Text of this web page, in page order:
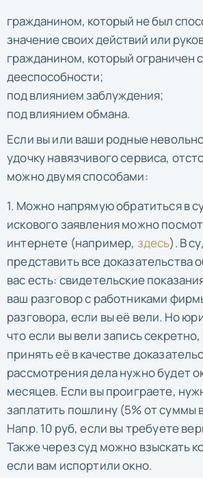
гражданином, который не был
значение своих действий или
гражданином, который ограничен
дееспособности;
под влиянием заблуждения;
под влиянием обмана.
Если вы или ваши родные
удочку навязчивого сервиса,
можно двумя способами:
1. Можно напрямую обратиться в
искового заявления можно
интернете (например, здесь). В
представить все доказательства
вас есть: свидетельские
ваш разговор с работниками
разговора, если вы её вели. Но
что если вы вели запись
принять её в качестве
рассмотрения дела нужно будет
месяцев. Если вы проиграете,
заплатить пошлину (5% от суммы
Напр. 10 руб, если вы требуете
Также через суд можно взыскать
если вам испортили окно.